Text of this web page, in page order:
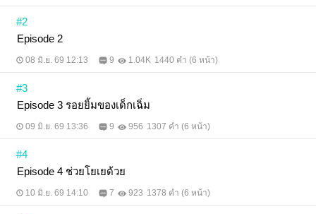
#2
Episode 2
08 มิ.ย. 69 12:13 9 1.04K 1440 คำ (6 หน้า)
#3
Episode 3 รอยยิ้มของเด็กเฉิ่ม
09 มิ.ย. 69 13:36 9 956 1307 คำ (6 หน้า)
#4
Episode 4 ช่วยโยเยด้วย
10 มิ.ย. 69 14:10 7 923 1378 คำ (6 หน้า)